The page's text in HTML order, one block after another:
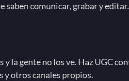
comunicar, grabar y
la gente no los ve. Haz UGC
y otros canales propios.